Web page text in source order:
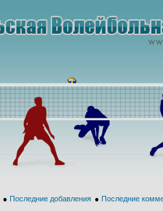
● Последние добавления ● Последние